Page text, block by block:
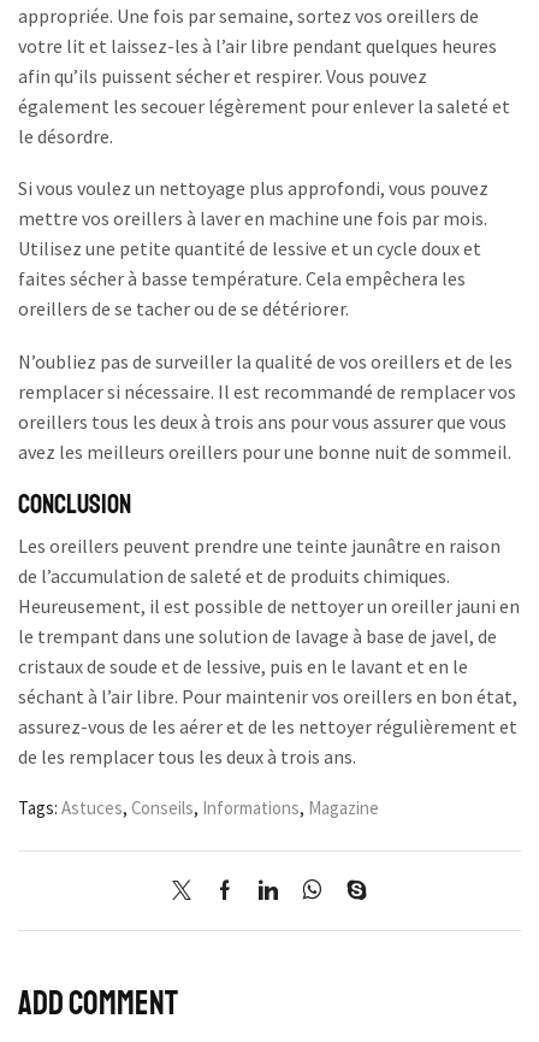
appropriée. Une fois par semaine, sortez vos oreillers de
votre lit et laissez-les à l’air libre pendant quelques heures
afin qu’ils puissent sécher et respirer. Vous pouvez
également les secouer légèrement pour enlever la saleté et
le désordre.
Si vous voulez un nettoyage plus approfondi, vous pouvez
mettre vos oreillers à laver en machine une fois par mois.
Utilisez une petite quantité de lessive et un cycle doux et
faites sécher à basse température. Cela empêchera les
oreillers de se tacher ou de se détériorer.
N’oubliez pas de surveiller la qualité de vos oreillers et de les
remplacer si nécessaire. Il est recommandé de remplacer vos
oreillers tous les deux à trois ans pour vous assurer que vous
avez les meilleurs oreillers pour une bonne nuit de sommeil.
Conclusion
Les oreillers peuvent prendre une teinte jaunâtre en raison
de l’accumulation de saleté et de produits chimiques.
Heureusement, il est possible de nettoyer un oreiller jauni en
le trempant dans une solution de lavage à base de javel, de
cristaux de soude et de lessive, puis en le lavant et en le
séchant à l’air libre. Pour maintenir vos oreillers en bon état,
assurez-vous de les aérer et de les nettoyer régulièrement et
de les remplacer tous les deux à trois ans.
Tags: Astuces, Conseils, Informations, Magazine
Add comment